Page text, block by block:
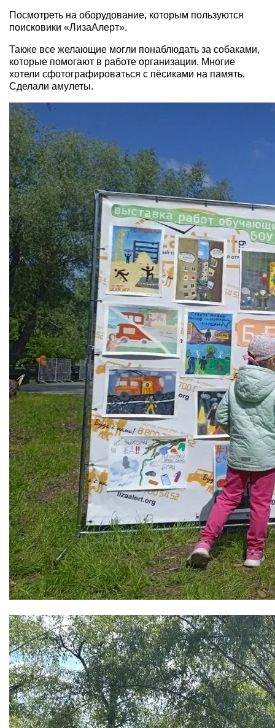
Посмотреть на оборудование, которым пользуются
поисковики «ЛизаАлерт».
Также все желающие могли понаблюдать за собаками,
которые помогают в работе организации. Многие
хотели сфотографироваться с пёсиками на память.
Сделали амулеты.